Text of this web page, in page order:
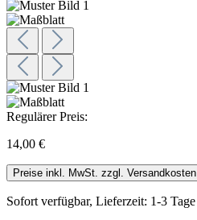
Regulärer Preis:
14,00 €
Preise inkl. MwSt. zzgl. Versandkosten
Sofort verfügbar, Lieferzeit: 1-3 Tage